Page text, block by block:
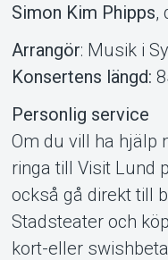
Simon Kim Phipps,
Arrangör: Musik i
Konsertens längd:
Personlig service
Om du vill ha hjälp
ringa till Visit Lund
också gå direkt till
Stadsteater och
kort-eller